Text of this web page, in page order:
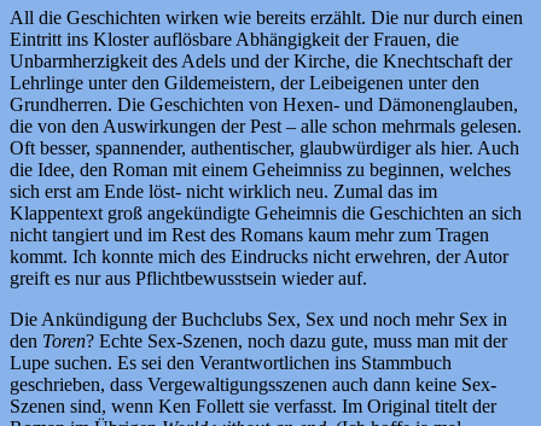
All die Geschichten wirken wie bereits erzählt. Die nur durch einen
Eintritt ins Kloster auflösbare Abhängigkeit der Frauen, die
Unbarmherzigkeit des Adels und der Kirche, die Knechtschaft der
Lehrlinge unter den Gildemeistern, der Leibeigenen unter den
Grundherren. Die Geschichten von Hexen- und Dämonenglauben,
die von den Auswirkungen der Pest – alle schon mehrmals gelesen.
Oft besser, spannender, authentischer, glaubwürdiger als hier. Auch
die Idee, den Roman mit einem Geheimniss zu beginnen, welches
sich erst am Ende löst- nicht wirklich neu. Zumal das im
Klappentext groß angekündigte Geheimnis die Geschichten an sich
nicht tangiert und im Rest des Romans kaum mehr zum Tragen
kommt. Ich konnte mich des Eindrucks nicht erwehren, der Autor
greift es nur aus Pflichtbewusstsein wieder auf.
Die Ankündigung der Buchclubs Sex, Sex und noch mehr Sex in
den Toren? Echte Sex-Szenen, noch dazu gute, muss man mit der
Lupe suchen. Es sei den Verantwortlichen ins Stammbuch
geschrieben, dass Vergewaltigungsszenen auch dann keine Sex-
Szenen sind, wenn Ken Follett sie verfasst. Im Original titelt der